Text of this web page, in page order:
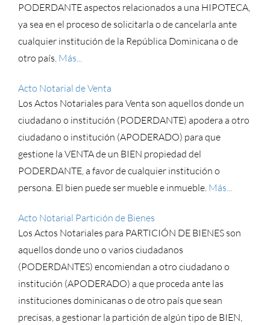
PODERDANTE aspectos relacionados a una HIPOTECA,
ya sea en el proceso de solicitarla o de cancelarla ante
cualquier institución de la República Dominicana o de
otro país. Más...
Acto Notarial de Venta
Los Actos Notariales para Venta son aquellos donde un
ciudadano o institución (PODERDANTE) apodera a otro
ciudadano o institución (APODERADO) para que
gestione la VENTA de un BIEN propiedad del
PODERDANTE, a favor de cualquier institución o
persona. El bien puede ser mueble e inmueble. Más...
Acto Notarial Partición de Bienes
Los Actos Notariales para PARTICIÓN DE BIENES son
aquellos donde uno o varios ciudadanos
(PODERDANTES) encomiendan a otro ciudadano o
institución (APODERADO) a que proceda ante las
instituciones dominicanas o de otro país que sean
precisas, a gestionar la partición de algún tipo de BIEN,